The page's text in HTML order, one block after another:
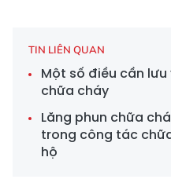
TIN LIÊN QUAN
Một số điều cần
chữa cháy
Lăng phun chữa
trong công tác
hộ